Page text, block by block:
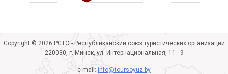
Copyright © 2026 РСТО - Республиканский союз туристических организаций
220030, г. Минск, ул. Интернациональная, 11 - 9
e-mail:info@toursoyuz.by